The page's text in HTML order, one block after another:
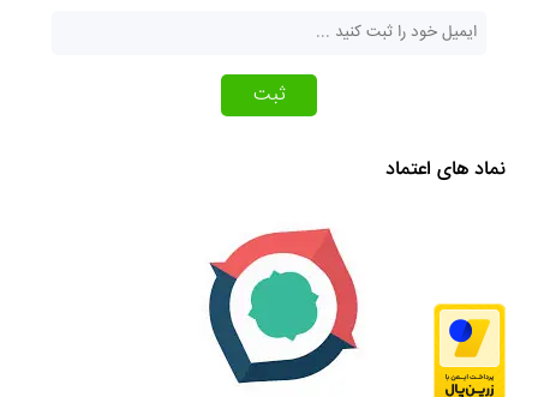
ثبت
نماد های اعتماد